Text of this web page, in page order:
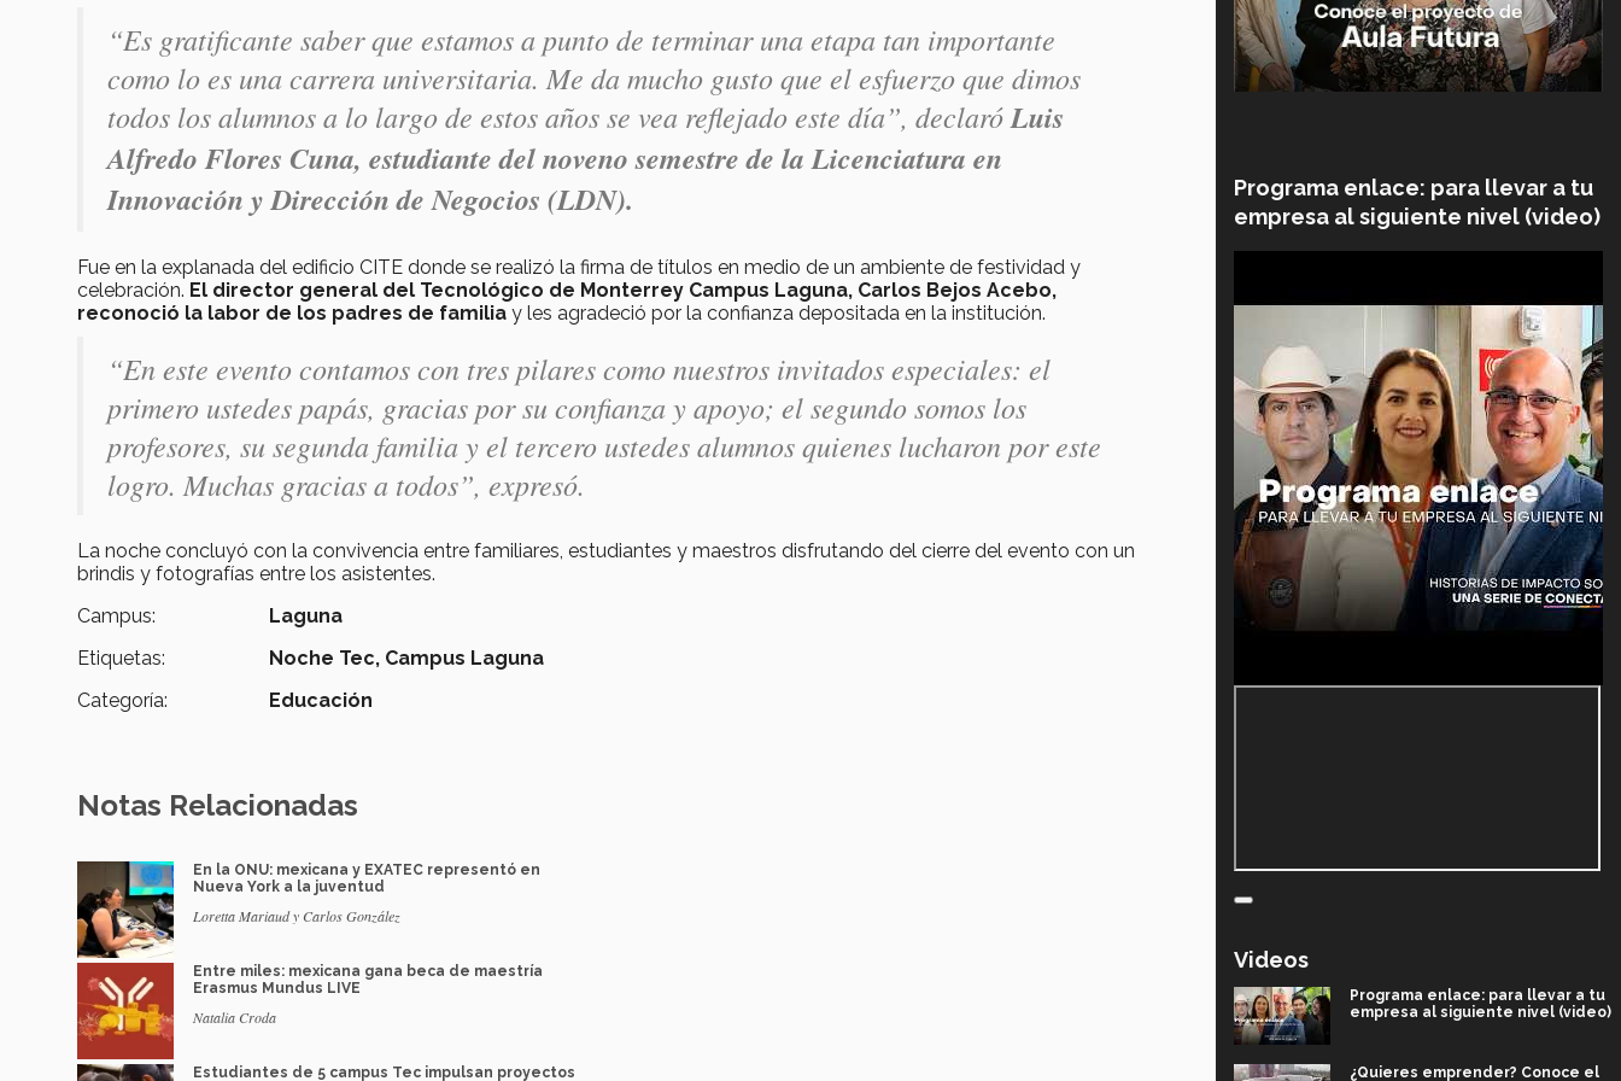
“Es gratificante saber que estamos a punto de terminar una etapa tan importante
como lo es una carrera universitaria. Me da mucho gusto que el esfuerzo que dimos
todos los alumnos a lo largo de estos años se vea reflejado este día”, declaróLuis
Alfredo Flores Cuna, estudiante del noveno semestre de la Licenciatura en
Innovación y Dirección de Negocios (LDN).
Fue en la explanada del edificio CITE donde se realizó la firma de títulos en medio de un ambiente de festividad y
celebración. El director general del Tecnológico de Monterrey Campus Laguna, Carlos Bejos Acebo,
reconoció la labor de los padres de familia y les agradeció por la confianza depositada en la institución.
“En este evento contamos con tres pilares como nuestros invitados especiales: el
primero ustedes papás, gracias por su confianza y apoyo; el segundo somos los
profesores, su segunda familia y el tercero ustedes alumnos quienes lucharon por este
logro. Muchas gracias a todos”, expresó.
La noche concluyó con la convivencia entre familiares, estudiantes y maestros disfrutando del cierre del evento con un
brindis y fotografías entre los asistentes.
Campus:
Laguna
Etiquetas:
Noche Tec, Campus Laguna
Categoría:
Educación
Notas Relacionadas
En la ONU: mexicana y EXATEC representó en
Nueva York a la juventud
Loretta Mariaud y Carlos González
Entre miles: mexicana gana beca de maestría
Erasmus Mundus LIVE
Natalia Croda
Estudiantes de 5 campus Tec impulsan proyectos
Programa enlace: para llevar a tu
empresa al siguiente nivel (video)
Videos
Programa enlace: para llevar a tu
empresa al siguiente nivel (video)
¿Quieres emprender? Conoce el